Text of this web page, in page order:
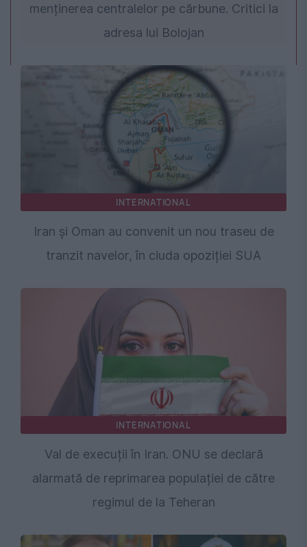
menținerea centralelor pe cărbune. Critici la
adresa lui Bolojan
INTERNATIONAL
Iran și Oman au convenit un nou traseu de
tranzit navelor, în ciuda opoziției SUA
INTERNATIONAL
Val de execuții în Iran. ONU se declară
alarmată de reprimarea populației de către
regimul de la Teheran